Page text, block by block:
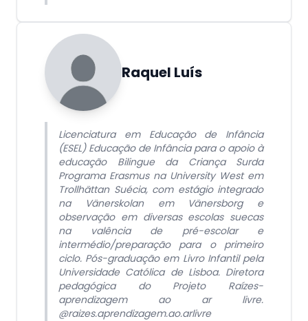
Raquel Luís
Licenciatura em Educação de Infância
(ESEL) Educação de Infância para o apoio à
educação Bilingue da Criança Surda
Programa Erasmus na University West em
Trollhättan Suécia, com estágio integrado
na Vänerskolan em Vänersborg e
observação em diversas escolas suecas
na valência de pré-escolar e
intermédio/preparação para o primeiro
ciclo. Pós-graduação em Livro Infantil pela
Universidade Católica de Lisboa. Diretora
pedagógica do Projeto Raízes-
aprendizagem ao ar livre.
@raizes.aprendizagem.ao.arlivre